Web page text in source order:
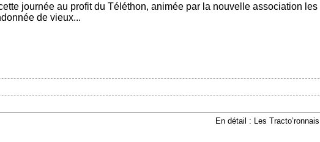
journée au profit du Téléthon, animée par la nouvelle association les
de vieux...
En détail : Les Tracto’ronnais